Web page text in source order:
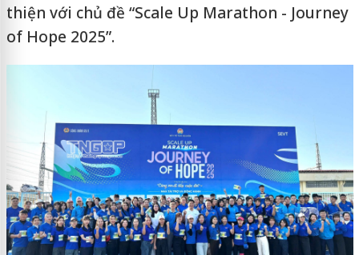
thiện với chủ đề “Scale Up Marathon - Journey
of Hope 2025”.